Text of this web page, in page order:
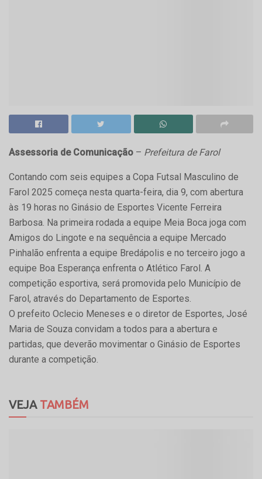
Assessoria de Comunicação – Prefeitura de Farol
Contando com seis equipes a Copa Futsal Masculino de
Farol 2025 começa nesta quarta-feira, dia 9, com abertura
às 19 horas no Ginásio de Esportes Vicente Ferreira
Barbosa. Na primeira rodada a equipe Meia Boca joga com
Amigos do Lingote e na sequência a equipe Mercado
Pinhalão enfrenta a equipe Bredápolis e no terceiro jogo a
equipe Boa Esperança enfrenta o Atlético Farol. A
competição esportiva, será promovida pelo Município de
Farol, através do Departamento de Esportes.
O prefeito Oclecio Meneses e o diretor de Esportes, José
Maria de Souza convidam a todos para a abertura e
partidas, que deverão movimentar o Ginásio de Esportes
durante a competição.
VEJATAMBÉM